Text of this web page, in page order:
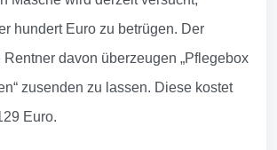
hundert Euro zu betrügen. Der
Rentner davon überzeugen „Pflegebox
zusenden zu lassen. Diese kostet
Euro.